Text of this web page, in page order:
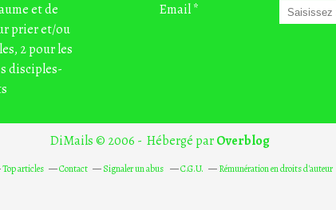
et de
prier et/ou
2 pour les
disciples-
Email
DiMails © 2006 - Hébergé parOverblog
Top articles Contact Signaler un abus C.G.U. Rémunération en droits d'auteur